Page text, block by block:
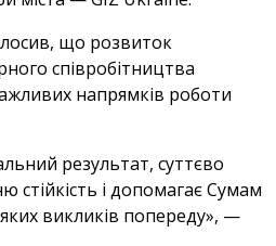
що розвиток
співробітництва
напрямків роботи
результат, суттєво
і допомагає Сумам
викликів попереду», —